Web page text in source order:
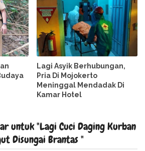
Lagi Asyik Berhubungan,
Pria Di Mojokerto
Meninggal Mendadak Di
Kamar Hotel
untuk "Lagi Cuci Daging Kurban
Disungai Brantas "